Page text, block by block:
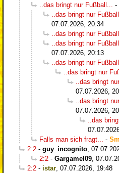
..das bringt nur Fußball...
-
..das bringt nur
07.07.2026, 20:34
..das bringt nur
..das bringt nur
07.07.2026, 20:13
..das bringt nur
..das bringt nur
..das bringt
07.07.2026,
..das bringt
07.07.2026,
..das
Falls man sich fragt...
-
2:2 - guy_incognito
2:2 - Gargamel09
2:2 - istar 07.07.2026, 19:48